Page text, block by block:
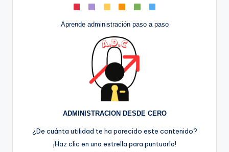
Aprende administración paso a paso
ADMINISTRACION DESDE CERO
¿De cuánta utilidad te ha parecido este contenido?
¡Haz clic en una estrella para puntuarlo!